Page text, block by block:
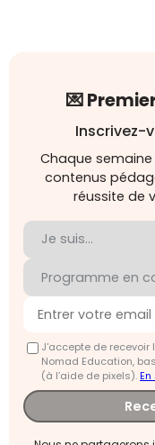
💌
Inscrivez-
Chaque
contenus
réussite de
J'accepte de
Nomad Education,
(à l’aide de pixels).